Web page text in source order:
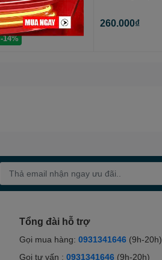
-14%
Hết hàng 260.000₫
Tổng đài hỗ trợ
Gọi mua hàng: 0931341646 (9h-20h)
Gọi tư vấn : 0931341646 (9h-20h)